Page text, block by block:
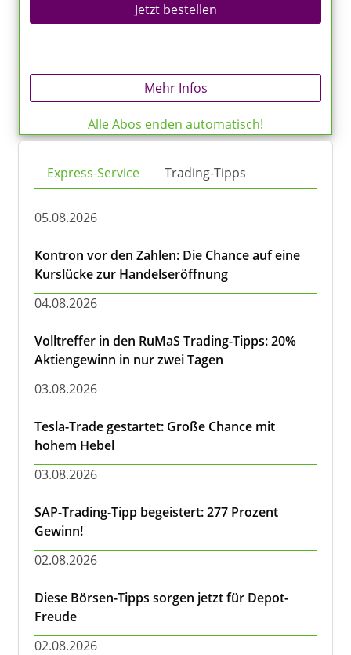
Jetzt bestellen
Mehr Infos
Alle Abos enden automatisch!
Express-Service Trading-Tipps
05.08.2026
Kontron vor den Zahlen: Die Chance auf eine
Kurslücke zur Handelseröffnung
04.08.2026
Volltreffer in den RuMaS Trading-Tipps: 20%
Aktiengewinn in nur zwei Tagen
03.08.2026
Tesla-Trade gestartet: Große Chance mit
hohem Hebel
03.08.2026
SAP-Trading-Tipp begeistert: 277 Prozent
Gewinn!
02.08.2026
Diese Börsen-Tipps sorgen jetzt für Depot-
Freude
02.08.2026